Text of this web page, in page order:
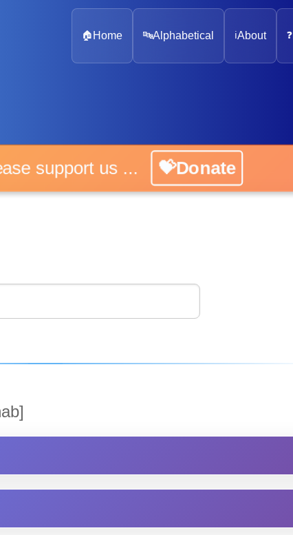
🏠 Home 🔤Alphabetical ℹ️About ❓
support us ... 💝Donate